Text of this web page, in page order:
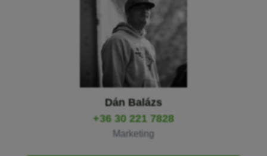
Dán Balázs
+36 30 221 7828
Marketing